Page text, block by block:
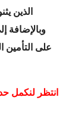
الذين
وبالإضافة
على التأمين
انتظر لنكمل